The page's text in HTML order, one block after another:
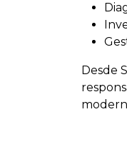
Desde